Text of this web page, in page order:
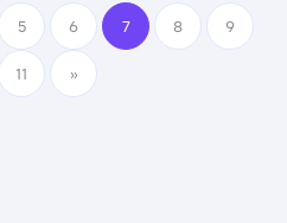
5 6 7 8 9
11 »